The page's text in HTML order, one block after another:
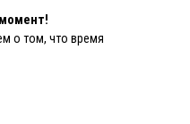
момент!
о том, что время